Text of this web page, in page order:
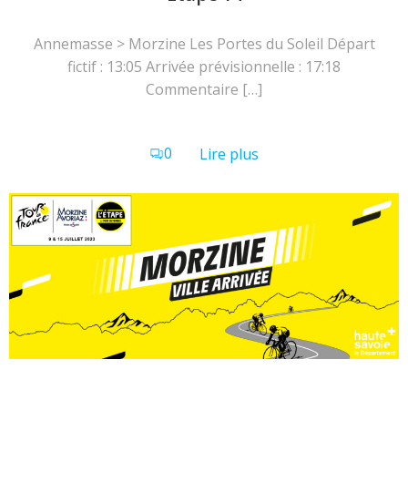
Annemasse > Morzine Les Portes du Soleil Départ
fictif : 13:05 Arrivée prévisionnelle : 17:18
Commentaire […]
0 Lire plus